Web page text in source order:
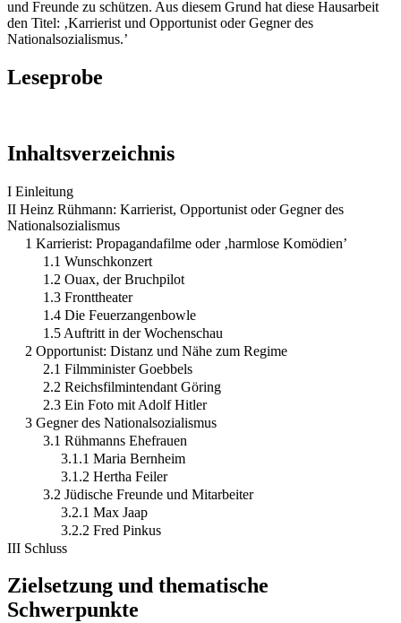
und Freunde zu schützen. Aus diesem Grund hat diese Hausarbeit
den Titel: ‚Karrierist und Opportunist oder Gegner des
Nationalsozialismus.’
Leseprobe
Inhaltsverzeichnis
I Einleitung
II Heinz Rühmann: Karrierist, Opportunist oder Gegner des
Nationalsozialismus
1 Karrierist: Propagandafilme oder ‚harmlose Komödien’
1.1 Wunschkonzert
1.2 Ouax, der Bruchpilot
1.3 Fronttheater
1.4 Die Feuerzangenbowle
1.5 Auftritt in der Wochenschau
2 Opportunist: Distanz und Nähe zum Regime
2.1 Filmminister Goebbels
2.2 Reichsfilmintendant Göring
2.3 Ein Foto mit Adolf Hitler
3 Gegner des Nationalsozialismus
3.1 Rühmanns Ehefrauen
3.1.1 Maria Bernheim
3.1.2 Hertha Feiler
3.2 Jüdische Freunde und Mitarbeiter
3.2.1 Max Jaap
3.2.2 Fred Pinkus
III Schluss
Zielsetzung und thematische
Schwerpunkte